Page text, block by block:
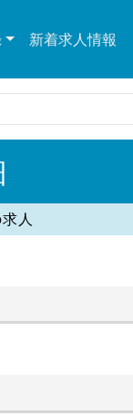
新着求人情報
人